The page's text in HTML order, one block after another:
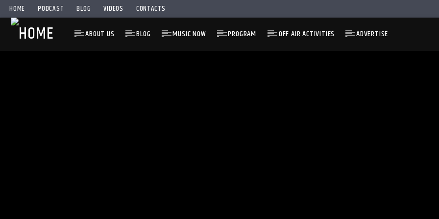
HOME PODCAST BLOG VIDEOS CONTACTS
ABOUT US BLOG MUSIC NOW PROGRAM OFF AIR ACTIVITIES ADVERTISE